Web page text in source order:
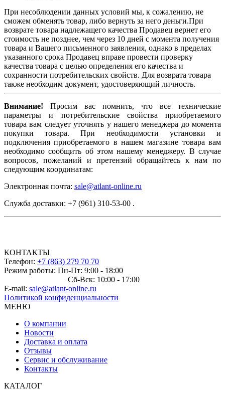
При несоблюдении данных условий мы, к сожалению, не
сможем обменять товар, либо вернуть за него деньги.При
возврате товара надлежащего качества Продавец вернет его
стоимость не позднее, чем через 10 дней с момента получения
товара и Вашего письменного заявления, однако в пределах
указанного срока Продавец вправе провести проверку
качества товара с целью определения его качества и
сохранности потребительских свойств. Для возврата товара
также необходим документ, удостоверяющий личность.
Внимание! Просим вас помнить, что все технические
параметры и потребительские свойства приобретаемого
товара вам следует уточнять у нашего менеджера до момента
покупки товара. При необходимости установки и
подключения приобретаемого в нашем магазине товара вам
необходимо сообщить об этом нашему менеджеру. В случае
вопросов, пожеланий и претензий обращайтесь к нам по
следующим координатам:
Электронная почта: sale@atlant-online.ru
Служба доставки: +7 (961) 310-53-00 .
КОНТАКТЫ
Телефон: +7 (863) 279 70 70
Режим работы: Пн-Пт: 9:00 - 18:00
Сб-Вск: 10:00 - 17:00
E-mail: sale@atlant-online.ru
Политикой конфиденциальности
МЕНЮ
О компании
Новости
Доставка и оплата
Отзывы
Сервис и обслуживание
Контакты
КАТАЛОГ